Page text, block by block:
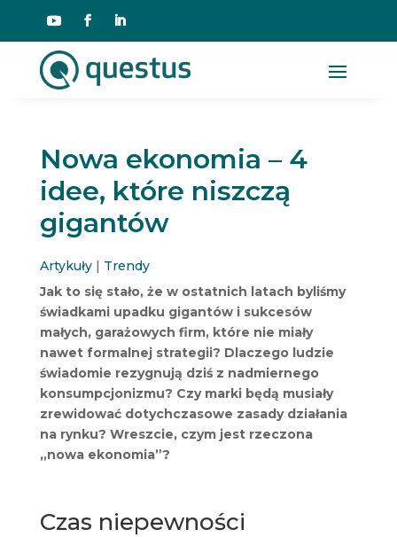
Nowa ekonomia – 4
idee, które niszczą
gigantów
Artykuły| Trendy
Jak to się stało, że w ostatnich latach byliśmy
świadkami upadku gigantów i sukcesów
małych, garażowych firm, które nie miały
nawet formalnej strategii? Dlaczego ludzie
świadomie rezygnują dziś z nadmiernego
konsumpcjonizmu? Czy marki będą musiały
zrewidować dotychczasowe zasady działania
na rynku? Wreszcie, czym jest rzeczona
„nowa ekonomia”?
Czas niepewności